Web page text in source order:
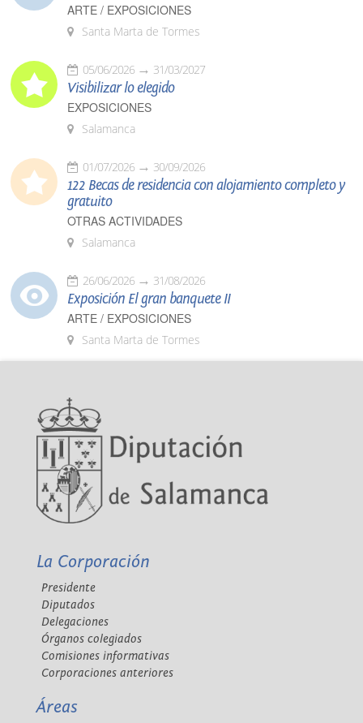
ARTE / EXPOSICIONES
Santa Marta de Tormes
05/06/2026 31/03/2027
Visibilizar lo elegido
EXPOSICIONES
Salamanca
01/07/2026 30/09/2026
122 Becas de residencia con alojamiento completo y
gratuito
OTRAS ACTIVIDADES
Salamanca
26/06/2026 31/08/2026
Exposición El gran banquete II
ARTE / EXPOSICIONES
Santa Marta de Tormes
La Corporación
Presidente
Diputados
Delegaciones
Órganos colegiados
Comisiones informativas
Corporaciones anteriores
Áreas